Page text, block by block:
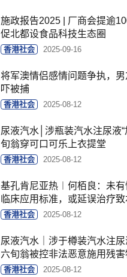
施政报告2025 | 厂商会提逾
促北都设食品科技生态圈
香港社会 2025-09-16
将军澳情侣感情问题争执，
吓被捕
香港社会 2025-08-12
尿液汽水│涉瓶装汽水注尿液“
旬翁穿可口可乐上衣提堂
香港社会 2025-08-12
基孔肯尼亚热︱何栢良：未
临床应用标准，或延误治疗
香港社会 2025-08-12
尿液汽水｜涉于樽装汽水注尿
六旬翁被控非法恶意施用残
香港社会 2025-08-12